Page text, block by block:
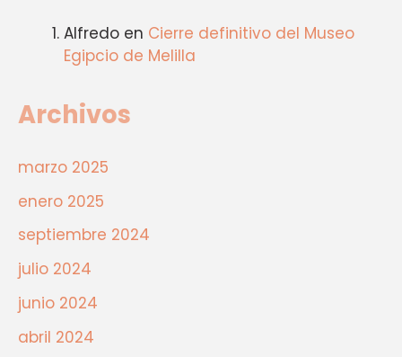
Alfredo en Cierre definitivo del Museo
Egipcio de Melilla
Archivos
marzo 2025
enero 2025
septiembre 2024
julio 2024
junio 2024
abril 2024